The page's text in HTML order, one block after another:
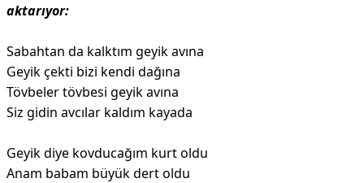
aktarıyor:
Sabahtan da kalktım geyik avına
Geyik çekti bizi kendi dağına
Tövbeler tövbesi geyik avına
Siz gidin avcılar kaldım kayada
Geyik diye kovducağım kurt oldu
Anam babam büyük dert oldu